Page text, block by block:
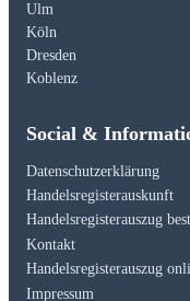
Ulm
Köln
Dresden
Koblenz
Social &
Datenschutzerklärung
Handelsregisterauskunft
Handelsregisterauszug
Kontakt
Handelsregisterauszug
Impressum